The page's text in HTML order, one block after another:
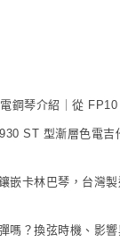
鋼琴介紹｜從
ST 型漸層色電吉
嵌卡林巴琴，台灣
嗎？換弦時機、影